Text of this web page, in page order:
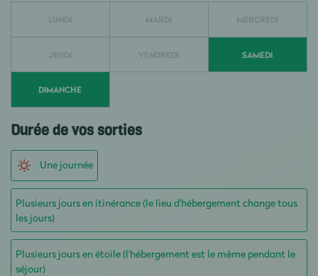
LUNDI MARDI MERCREDI
JEUDI VENDREDI SAMEDI
DIMANCHE
Durée de vos sorties
Une journée
Plusieurs jours en itinérance (le lieu d'hébergement change tous
les jours)
Plusieurs jours en étoile (l'hébergement est le même pendant le
séjour)